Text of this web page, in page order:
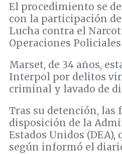
El procedimiento se
con la participación
Lucha contra el
Operaciones Policiales
Marset, de 34 años,
Interpol por delitos
criminal y lavado de
Tras su detención, las
disposición de la
Estados Unidos
según informó el